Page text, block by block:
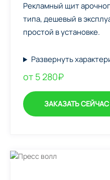
Рекламный щит
типа, дешевый в
простой в установке.
Развернуть
от 5 280₽
ЗАКАЗАТЬ СЕЙЧАС